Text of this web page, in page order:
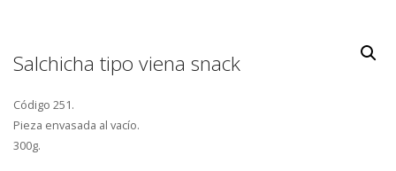
Salchicha tipo viena snack
Código 251.
Pieza envasada al vacío.
300g.